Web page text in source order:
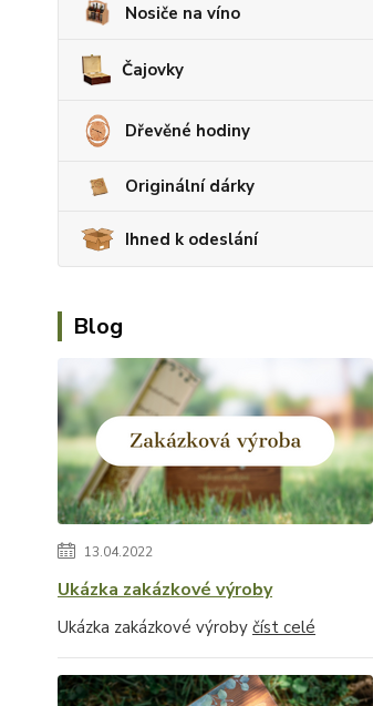
Nosiče na víno
Čajovky
Dřevěné hodiny
Originální dárky
Ihned k odeslání
Blog
13.04.2022
Ukázka zakázkové výroby
Ukázka zakázkové výroby číst celé